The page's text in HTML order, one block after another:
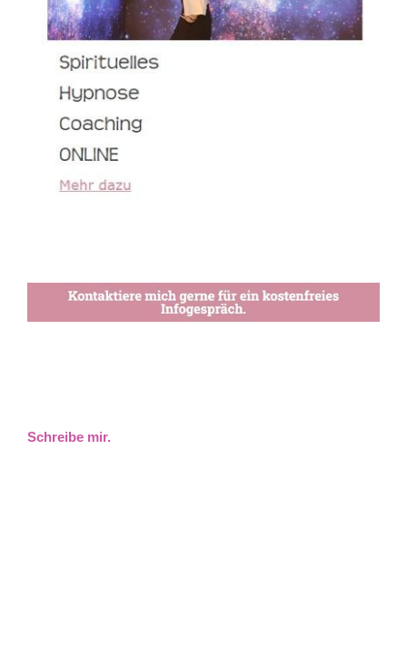
Schreibe mir.